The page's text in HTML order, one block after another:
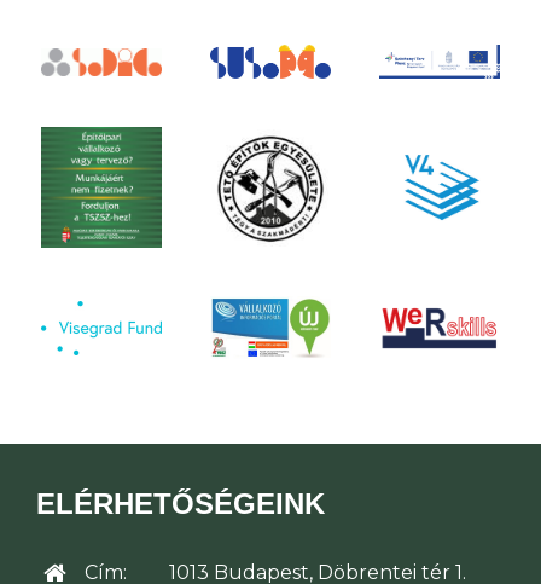
ELÉRHETŐSÉGEINK
Cím: 1013 Budapest, Döbrentei tér 1.